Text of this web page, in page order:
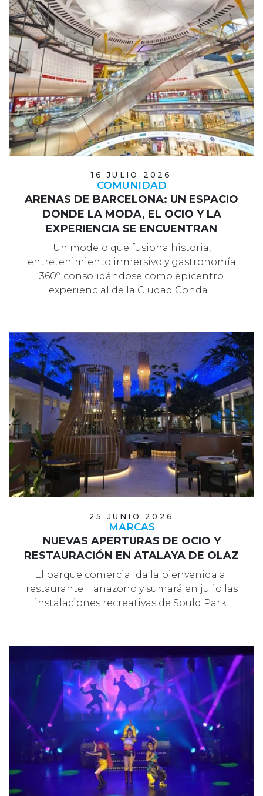
16 JULIO 2026
COMUNIDAD
ARENAS DE BARCELONA: UN ESPACIO
DONDE LA MODA, EL OCIO Y LA
EXPERIENCIA SE ENCUENTRAN
Un modelo que fusiona historia,
entretenimiento inmersivo y gastronomía
360º, consolidándose como epicentro
experiencial de la Ciudad Conda…
25 JUNIO 2026
MARCAS
NUEVAS APERTURAS DE OCIO Y
RESTAURACIÓN EN ATALAYA DE OLAZ
El parque comercial da la bienvenida al
restaurante Hanazono y sumará en julio las
instalaciones recreativas de Sould Park.